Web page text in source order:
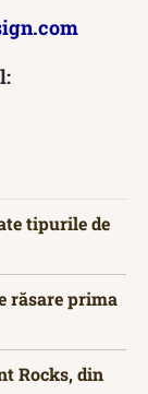
tipurile de
răsare prima
Rocks, din